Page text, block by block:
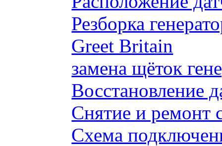
Резборка
Greet Britain
замена щёток
Восстановление
Снятие и ремонт
Схема